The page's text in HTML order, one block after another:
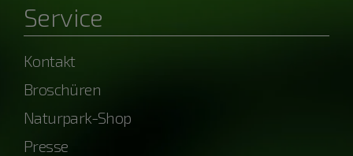
Service
Kontakt
Broschüren
Naturpark-Shop
Presse